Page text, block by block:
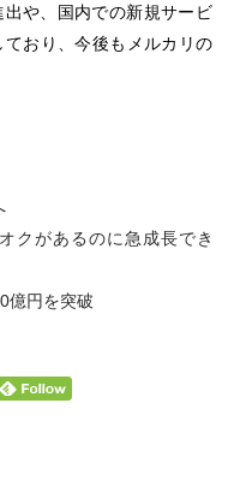
や、国内での新規サービ
おり、今後もメルカリの
クがあるのに急成長でき
億円を突破